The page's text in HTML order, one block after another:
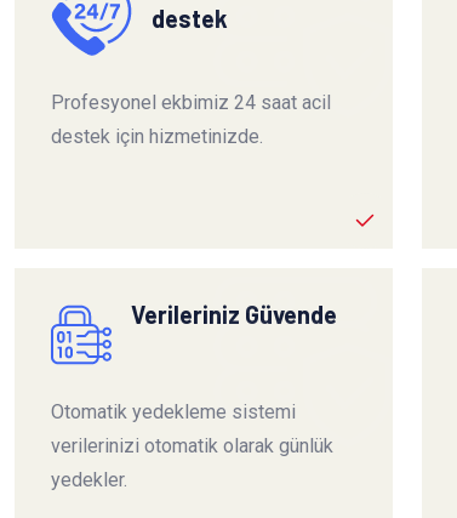
destek
Profesyonel ekbimiz 24 saat acil
destek için hizmetinizde.
Verileriniz Güvende
Otomatik yedekleme sistemi
verilerinizi otomatik olarak günlük
yedekler.